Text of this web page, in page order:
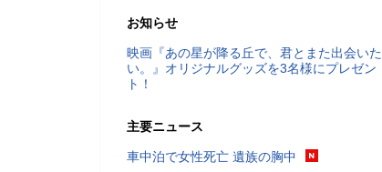
お知らせ
映画『あの星が降る丘で、君とまた出会いた
い。』オリジナルグッズを3名様にプレゼン
ト！
主要ニュース
車中泊で女性死亡 遺族の胸中